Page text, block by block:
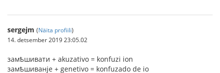
sergejm (Näita profiili)
14. detsember 2019 23:05.02
замѣшивати + akuzativo = konfuzi ion
замѣшиванje + genetivo = konfuzado de io